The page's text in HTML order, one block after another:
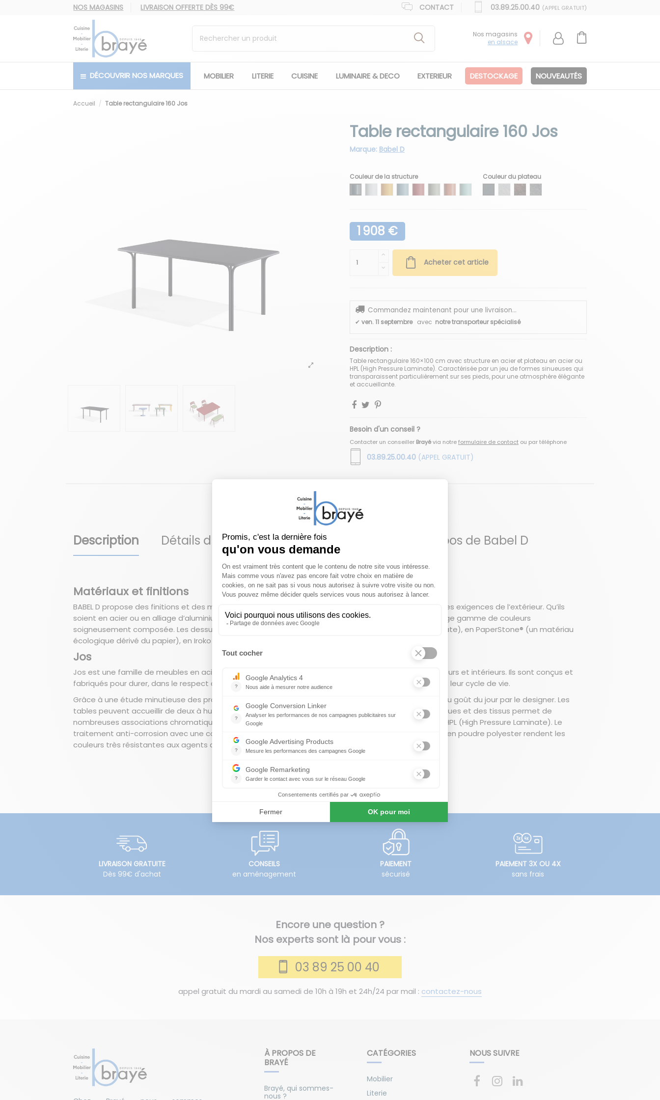
NOS MAGASINS LIVRAISON OFFERTE DÈS 99€ CONTACT 03.89.25.00.40 (APPEL GRATUIT)
Nos magasins
en alsace
DÉCOUVRIR NOS MARQUES MOBILIER LITERIE CUISINE LUMINAIRE & DECO EXTERIEUR DESTOCKAGE NOUVEAUTÉS
Accueil Table rectangulaire 160 Jos
Table rectangulaire 160 Jos
Marque: Babel D
Couleur de la structure
Couleur du plateau
1 908 €
Acheter cet article
Commandez maintenant pour une livraison...
✔ ven. 11 septembre avec notre transporteur spécialisé
Description :
Table rectangulaire 160×100 cm avec structure en acier et plateau en acier ou
HPL (High Pressure Laminate). Caractérisée par un jeu de formes sinueuses qui
transparaissent particulièrement sur ses pieds, pour une atmosphère élégante
et accueillante.
Besoin d'un conseil ?
Contacter un conseiller Brayévia notreformulaire de contact ou par téléphone
03.89.25.00.40 (APPEL GRATUIT)
Table rectangulaire 160 Jos
Description Détails du produit Documents joints À propos de Babel D
Matériaux et finitions
BABEL D propose des finitions et des matériaux soigneusement sélectionnés pour répondre à toutes les exigences de l’extérieur. Qu’ils
soient en acier ou en alliage d’aluminium, nos meubles sont revêtus de poudre polyester dans une large gamme de couleurs
soigneusement composée. Les dessus des tables peuvent être en acier, en HPL (High Pressure Laminate), en PaperStone® (un matériau
écologique dérivé du papier), en Iroko ou en Grés, et ils sont disponibles dans différentes couleurs.
Jos
Jos est une famille de meubles en acier hautement résistants destinés à des environnements extérieurs et intérieurs. Ils sont conçus et
fabriqués pour durer, dans le respect des exigences écologiques, pendant et pour être recyclés après leur cycle de vie.
Grâce à une étude minutieuse des proportions, Jos dégage une touche légèrement vintage remise au goût du jour par le designer. Les
tables peuvent accueillir de deux à huit personnes. La vaste gamme des couleurs des parties métalliques et des tissus permet de
nombreuses associations chromatiques personnalisées. Les plateaux des tables sont en acier ou en HPL (High Pressure Laminate). Le
traitement anti-corrosion avec une couche de primer (ou galvanisation à la demande) et la peinture en poudre polyester rendent les
couleurs très résistantes aux agents atmosphériques.
Encore une question ?
Nos experts sont là pour vous :
03 89 25 00 40
appel gratuit du mardi au samedi de 10h à 19h et 24h/24 par mail : contactez-nous
LIVRAISON GRATUITE
Dès 99€ d'achat
CONSEILS
en aménagement
PAIEMENT
sécurisé
PAIEMENT 3X OU 4X
sans frais
À PROPOS DE
BRAYÉ
Brayé, qui sommes-
nous ?
CATÉGORIES
Mobilier
Literie
NOUS SUIVRE